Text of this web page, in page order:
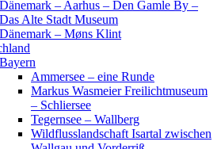
Dänemark – Aarhus – Den Gamle By –
Das Alte Stadt Museum
Dänemark – Møns Klint
Bayern
Ammersee – eine Runde
Markus Wasmeier Freilichtmuseum
– Schliersee
Tegernsee – Wallberg
Wildflusslandschaft Isartal zwischen